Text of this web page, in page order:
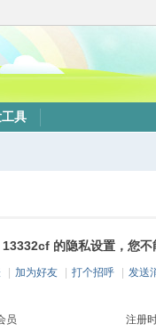
具
的隐私设置，您不
加为好友 打个招呼
发送
员
注册